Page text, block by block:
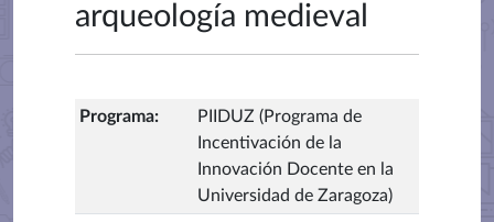
arqueología medieval
Programa:
PIIDUZ (Programa de
Incentivación de la
Innovación Docente en la
Universidad de Zaragoza)